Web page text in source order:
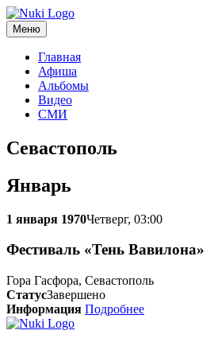
Меню
Главная
Афиша
Альбомы
Видео
СМИ
Севастополь
Январь
1 января 1970Четверг, 03:00
Фестиваль «Тень Вавилона»
Гора Гасфора, Севастополь
СтатусЗавершено
Информация Подробнее